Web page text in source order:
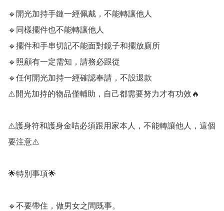
🔹️開光加持手鏈一經佩戴，不能轉讓他人
🔹️同樣擺件也不能轉讓他人
🔹️擺件和手串切記不能面對鏡子和擺放廁所
🔹️照顧有一定需知，請務必跟從
🔹️任何開光加持一經確認奉請，不設退款
⚠️開光加持的物品僅輔助，自己都需要努力才有功效🔥
⚠️護身符和護身金咭必須跟用家本人，不能轉讓他人，這個
要注意⚠️
🌟特別事項🌟
🔹️不要帶住，做男女之間既事。